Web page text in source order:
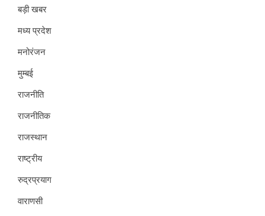
बड़ी खबर
मध्य प्रदेश
मनोरंजन
मुम्बई
राजनीति
राजनीतिक
राजस्थान
राष्ट्रीय
रुद्रप्रयाग
वाराणसी